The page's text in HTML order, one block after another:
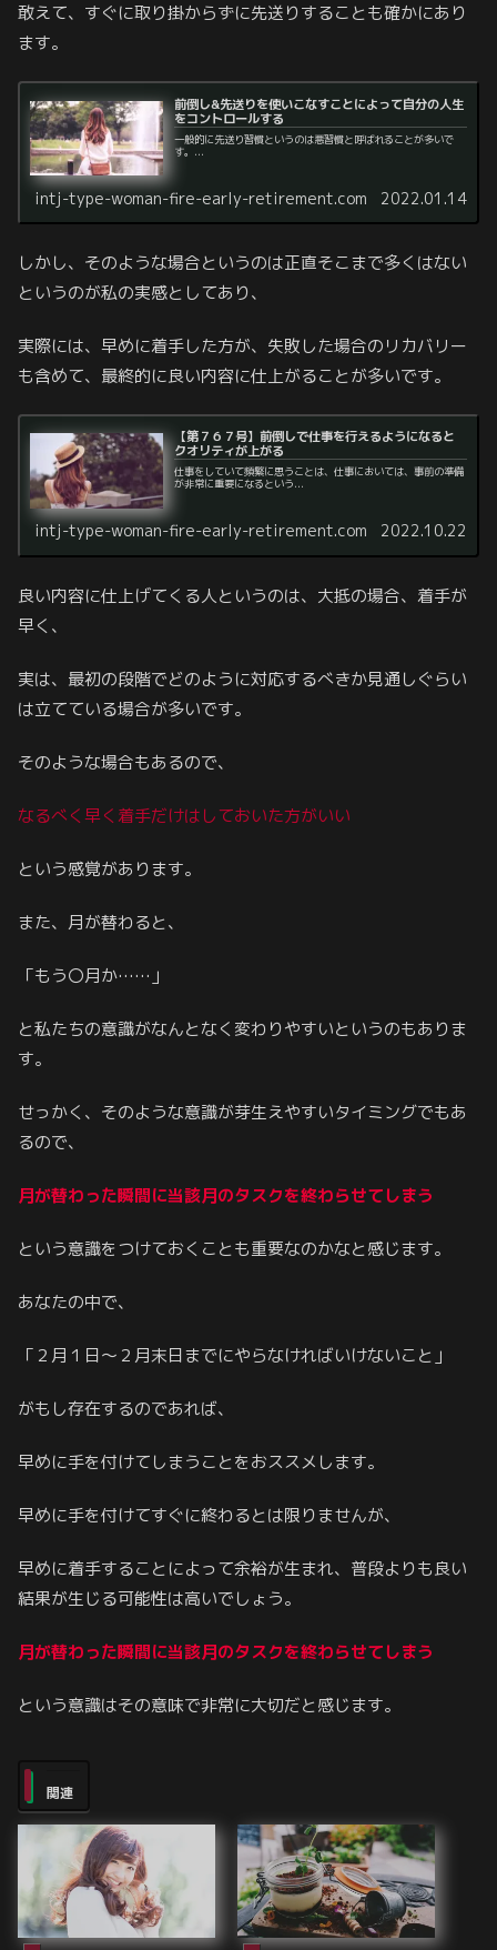
敢えて、すぐに取り掛からずに先送りすることも確かにあり
ます。
前倒し&先送りを使いこなすことによって自分の人生
をコントロールする
一般的に先送り習慣というのは悪習慣と呼ばれることが多いで
す。...
intj-type-woman-fire-early-retirement.com 2022.01.14
しかし、そのような場合というのは正直そこまで多くはない
というのが私の実感としてあり、
実際には、早めに着手した方が、失敗した場合のリカバリー
も含めて、最終的に良い内容に仕上がることが多いです。
【第７６７号】前倒しで仕事を行えるようになると
クオリティが上がる
仕事をしていて頻繁に思うことは、仕事においては、事前の準備
が非常に重要になるという...
intj-type-woman-fire-early-retirement.com 2022.10.22
良い内容に仕上げてくる人というのは、大抵の場合、着手が
早く、
実は、最初の段階でどのように対応するべきか見通しぐらい
は立てている場合が多いです。
そのような場合もあるので、
なるべく早く着手だけはしておいた方がいい
という感覚があります。
また、月が替わると、
「もう〇月か……」
と私たちの意識がなんとなく変わりやすいというのもありま
す。
せっかく、そのような意識が芽生えやすいタイミングでもあ
るので、
月が替わった瞬間に当該月のタスクを終わらせてしまう
という意識をつけておくことも重要なのかなと感じます。
あなたの中で、
「２月１日～２月末日までにやらなければいけないこと」
がもし存在するのであれば、
早めに手を付けてしまうことをおススメします。
早めに手を付けてすぐに終わるとは限りませんが、
早めに着手することによって余裕が生まれ、普段よりも良い
結果が生じる可能性は高いでしょう。
月が替わった瞬間に当該月のタスクを終わらせてしまう
という意識はその意味で非常に大切だと感じます。
関連